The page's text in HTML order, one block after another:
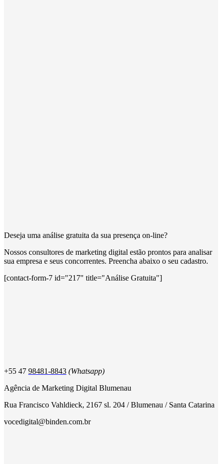
Deseja uma análise gratuita da sua presença on-line?
Nossos consultores de marketing digital estão prontos para analisar
sua empresa e seus concorrentes. Preencha abaixo o seu cadastro.
[contact-form-7 id="217" title="Análise Gratuita"]
+55 47 98481-8843 (Whatsapp)
Agência de Marketing Digital Blumenau
Rua Francisco Vahldieck, 2167 sl. 204 / Blumenau / Santa Catarina
vocedigital@binden.com.br